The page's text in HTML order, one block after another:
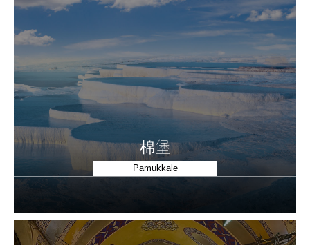
棉堡
Pamukkale